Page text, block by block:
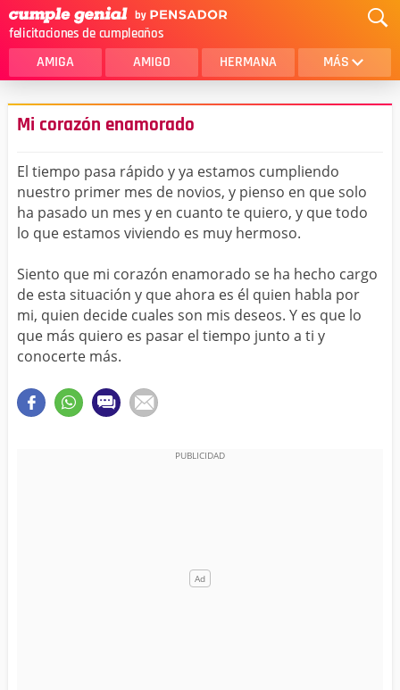
felicitaciones de cumpleaños
AMIGA AMIGO HERMANA MÁS
MAMA
AMOR
SOBRINA
HIJA
HERMANO
HIJO
PAPA
HOMBRE
TIA
CUÑADA
ALGUIEN ESPECIAL
TODAS LAS CATEGORÍAS
Mi corazón enamorado
El tiempo pasa rápido y ya estamos cumpliendo
nuestro primer mes de novios, y pienso en que solo
ha pasado un mes y en cuanto te quiero, y que todo
lo que estamos viviendo es muy hermoso.
Siento que mi corazón enamorado se ha hecho cargo
de esta situación y que ahora es él quien habla por
mi, quien decide cuales son mis deseos. Y es que lo
que más quiero es pasar el tiempo junto a ti y
conocerte más.